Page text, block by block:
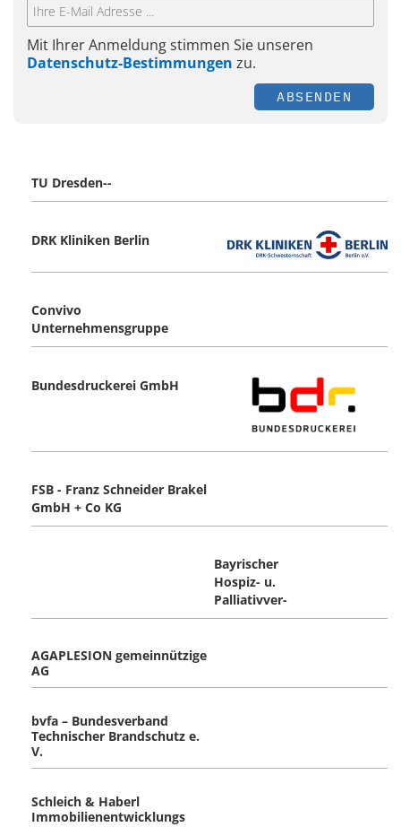
Mit Ihrer Anmeldung stimmen Sie unseren
Datenschutz-Bestimmungen zu.
ABSENDEN
TU Dresden--
DRK Kliniken Berlin
Convivo
Unternehmensgruppe
Bundesdruckerei GmbH
FSB - Franz Schneider Brakel
GmbH + Co KG
Bayrischer
Hospiz- u.
Palliativver-
AGAPLESION gemeinnützige
AG
bvfa – Bundesverband
Technischer Brandschutz e.
V.
Schleich & Haberl
Immobilienentwicklungs